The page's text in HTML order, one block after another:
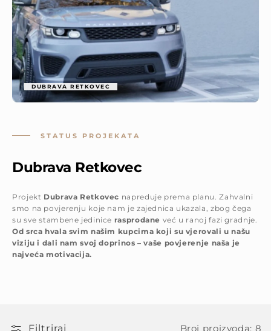
STATUS PROJEKATA
Dubrava Retkovec
Projekt Dubrava Retkovec napreduje prema planu. Zahvalni
smo na povjerenju koje nam je zajednica ukazala, zbog čega
su sve stambene jedinice rasprodane već u ranoj fazi gradnje.
Od srca hvala svim našim kupcima koji su vjerovali u našu
viziju i dali nam svoj doprinos – vaše povjerenje naša je
najveća motivacija.
DUBRAVA RETKOVEC
Filtriraj Broj proizvoda: 8